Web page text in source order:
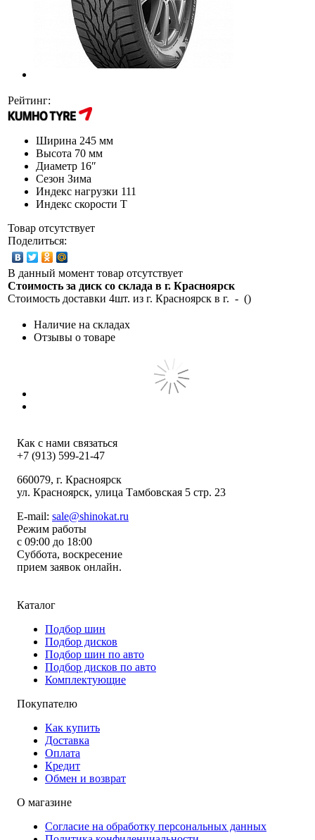
Рейтинг:
Ширина 245 мм
Высота 70 мм
Диаметр 16″
Сезон Зима
Индекс нагрузки 111
Индекс скорости T
Товар отсутствует
Поделиться:
В данный момент товар отсутствует
Стоимость за диск со склада в г. Красноярск
Стоимость доставки 4шт. из г. Красноярск в г. - ()
Наличие на складах
Отзывы о товаре
Как с нами связаться
+7 (913) 599-21-47
660079, г. Красноярск
ул. Красноярск, улица Тамбовская 5 стр. 23
E-mail: sale@shinokat.ru
Режим работы
с 09:00 до 18:00
Суббота, воскресение
прием заявок онлайн.
Каталог
Подбор шин
Подбор дисков
Подбор шин по авто
Подбор дисков по авто
Комплектующие
Покупателю
Как купить
Доставка
Оплата
Кредит
Обмен и возврат
О магазине
Согласие на обработку персональных данных